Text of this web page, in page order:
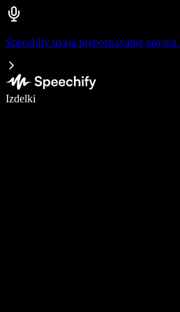
Speechify uvaja prepoznavanje
Izdelki
Pišite 5× hitreje z narekovanjem